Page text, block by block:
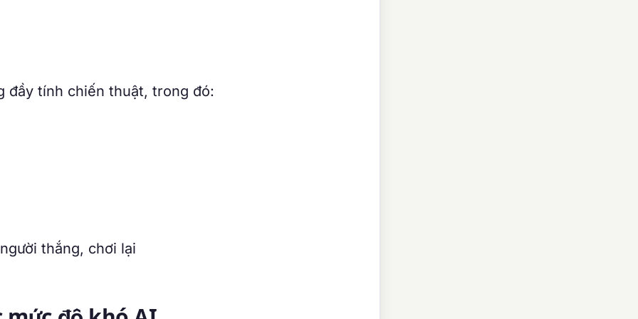
đầy tính chiến thuật, trong đó:
thắng, chơi lại